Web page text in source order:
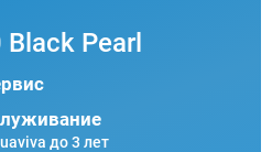
Pearl
до 3 лет